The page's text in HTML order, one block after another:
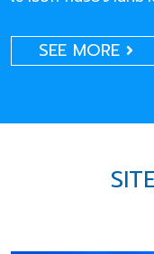
SEE MORE